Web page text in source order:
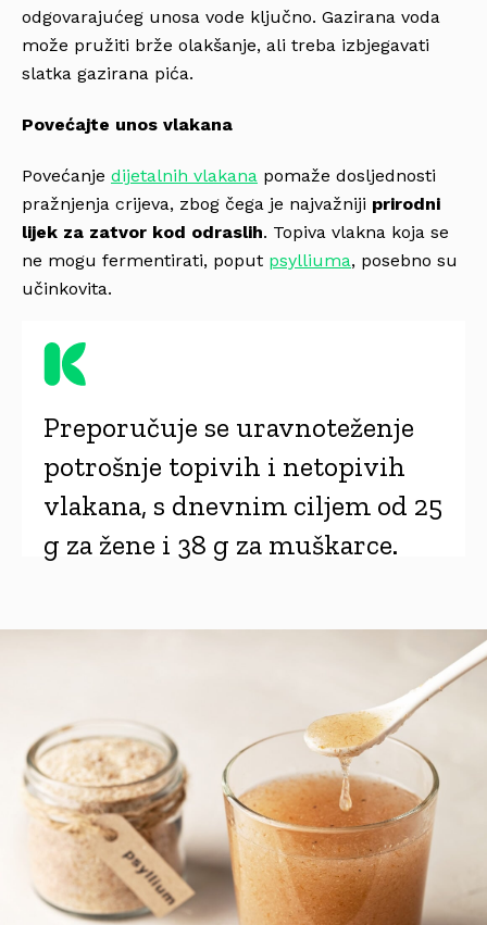
odgovarajućeg unosa vode ključno. Gazirana voda
može pružiti brže olakšanje, ali treba izbjegavati
slatka gazirana pića.
Povećajte unos vlakana
Povećanje dijetalnih vlakana pomaže dosljednosti
pražnjenja crijeva, zbog čega je najvažniji prirodni
lijek za zatvor kod odraslih. Topiva vlakna koja se
ne mogu fermentirati, poput psylliuma, posebno su
učinkovita.
Preporučuje se uravnoteženje
potrošnje topivih i netopivih
vlakana, s dnevnim ciljem od 25
g za žene i 38 g za muškarce.